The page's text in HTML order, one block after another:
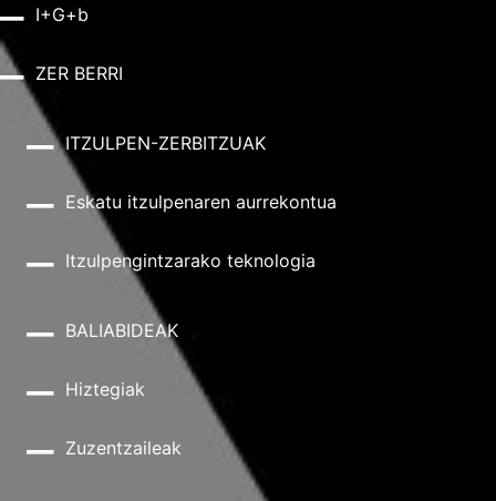
I+G+b
ZER BERRI
ITZULPEN-ZERBITZUAK
Eskatu itzulpenaren aurrekontua
Itzulpengintzarako teknologia
BALIABIDEAK
Hiztegiak
Zuzentzaileak